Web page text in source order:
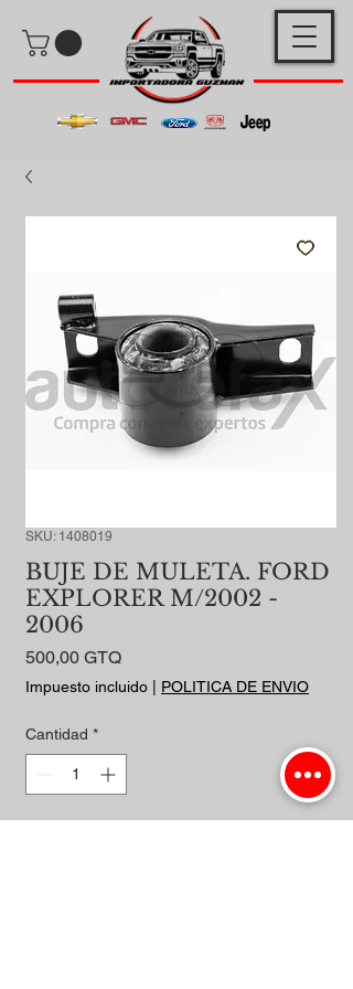
SKU: 1408019
BUJE DE MULETA. FORD
EXPLORER M/2002 -
2006
500,00 GTQPrecio
Impuesto incluido POLITICA DE ENVIO
Cantidad *